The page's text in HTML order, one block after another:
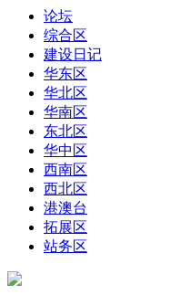
论坛
综合区
建设日记
华东区
华北区
华南区
东北区
华中区
西南区
西北区
港澳台
拓展区
站务区